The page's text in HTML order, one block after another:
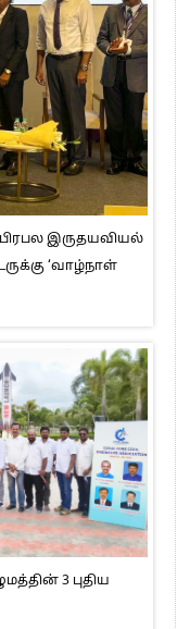
இருதயவியல்
‘வாழ்நாள்
3 புதிய